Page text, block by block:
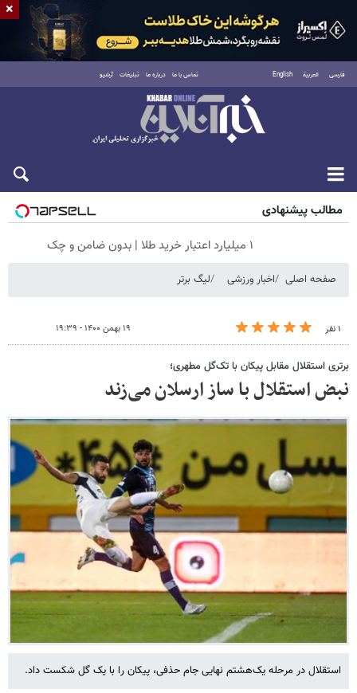
فارسی العربية English تماس با ما درباره ما تبلیغات آرشیو
جمعه ۱۶ مرداد ۱۴۰۵
مطالب پیشنهادی
۱ میلیارد اعتبار خرید طلا | بدون ضامن و چک
صفحه اصلی اخبار ورزشی لیگ برتر
۱ نفر ۱۹ بهمن ۱۴۰۰ - ۱۹:۳۹
برتری استقلال مقابل پیکان با تک‌گل مطهری؛
نبض استقلال با ساز ارسلان می‌زند
استقلال در مرحله یک‌هشتم نهایی جام حذفی، پیکان را با یک گل شکست داد.
×